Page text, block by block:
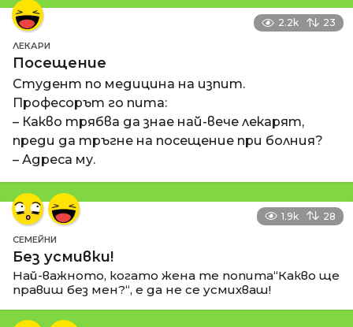
2.2k 23
ЛЕКАРИ
Посещение
Студент по медицина на изпит.
Професорът го пита:
– Какво трябва да знае най-вече лекарят,
преди да тръгне на посещение при болния?
– Адреса му.
1.9k 28
СЕМЕЙНИ
Без усмивки!
Най-важното, когато жена те попита“Какво ще
правиш без мен?“, е да не се усмихваш!